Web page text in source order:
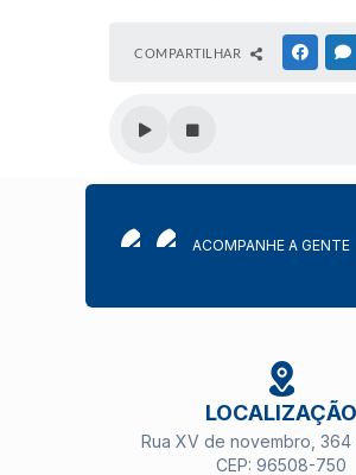
COMPARTILHAR
ACOMPANHE A GENTE
LOCALIZAÇÃO
Rua XV de novembro, 364
CEP: 96508-750